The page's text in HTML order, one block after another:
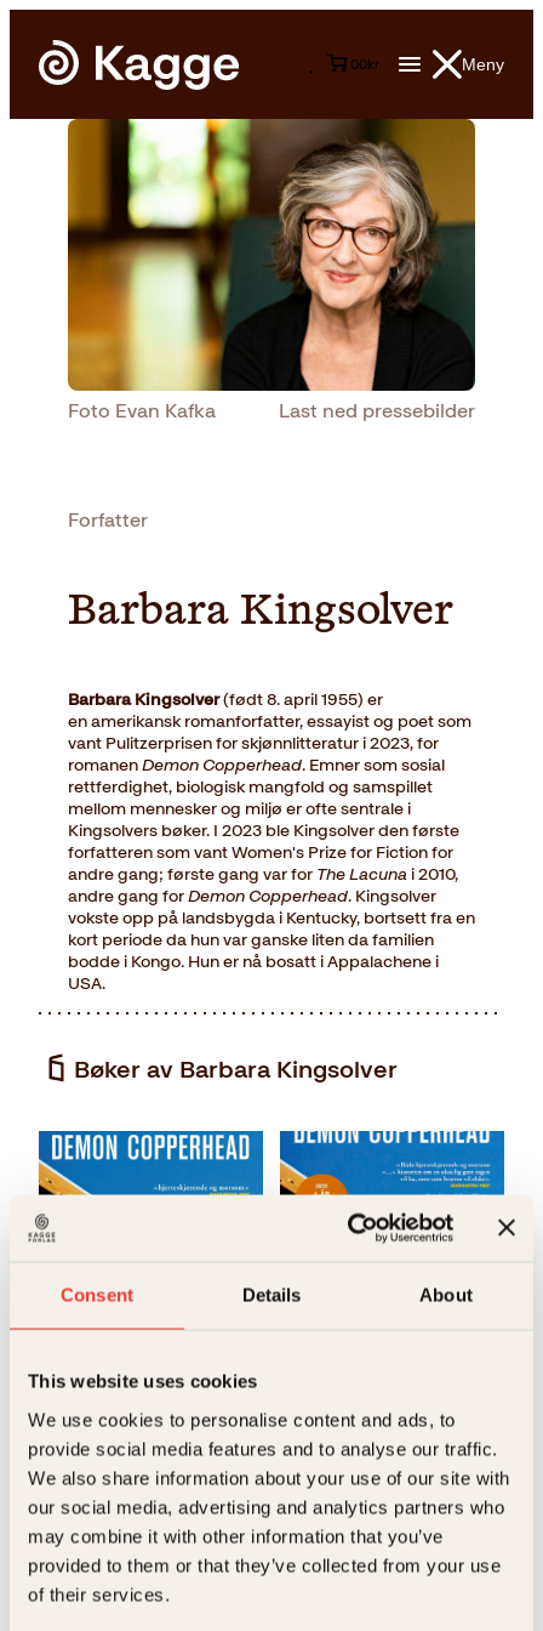
Consent Details About
This website uses cookies
We use cookies to personalise content and ads, to
provide social media features and to analyse our traffic.
We also share information about your use of our site with
our social media, advertising and analytics partners who
may combine it with other information that you’ve
provided to them or that they’ve collected from your use
of their services.
Meny
00kr
Foto Evan Kafka Last ned pressebilder
Forfatter
Barbara Kingsolver
Barbara Kingsolver(født 8. april 1955) er
en amerikansk romanforfatter, essayist og poet som
vant Pulitzerprisen for skjønnlitteratur i 2023, for
romanenDemon Copperhead. Emner som sosial
rettferdighet, biologisk mangfold og samspillet
mellom mennesker og miljø er ofte sentrale i
Kingsolvers bøker. I 2023 ble Kingsolver den første
forfatteren som vant Women's Prize for Fiction for
andre gang; første gang var for TheLacuna i 2010,
andre gang forDemon Copperhead. Kingsolver
vokste opp på landsbygda i Kentucky, bortsett fra en
kort periode da hun var ganske liten da familien
bodde i Kongo. Hun er nå bosatt i Appalachene i
USA.
Bøker av Barbara Kingsolver
Barbara Kingsolver
Demon
Copperhead
Demon
Copperhead
Innbundet449kr Kjøp
Artikler Se flere artikler